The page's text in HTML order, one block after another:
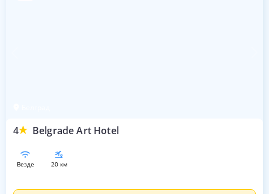
4 Belgrade Art Hotel
везде 20 км